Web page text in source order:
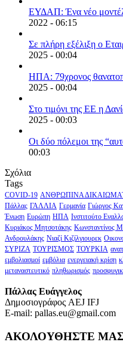
ΕΥΔΑΠ: Ένα νέο
2022 - 06:15
Σε πλήρη εξέλιξη ο
2025 - 00:04
ΗΠΑ: 79χρονος
2025 - 00:04
Στο τιμόνι της ΕΕ η
2025 - 00:03
Οι δύο πόλεμοι της
00:03
Σχόλια
Tags
COVID-19 ΑΝΘΡΩΠΙΝΑ
Πάλλας ΓΑΛΛΙΑ Γερμανία Γιώργος
Ένωση Ευρώπη ΗΠΑ Ινστιτούτο
Κυριάκος Μητσοτάκης Κωνσταντίνος
Ανδρουλάκης Νιαζί Κιζίλγιουρεκ
ΣΥΡΙΖΑ ΤΟΥΡΙΣΜΟΣ ΤΟΥΡΚΙΑ
εμβολιασμοί εμβόλια ενεργειακή κρίση
μεταναστευτικό πληθωρισμός
Πάλλας Ευάγγελος
Δημοσιογράφος AEJ ΙFJ
E-mail: pallas.eu@gmail.com
ΑΚΟΛΟΥΘΗΣΤΕ